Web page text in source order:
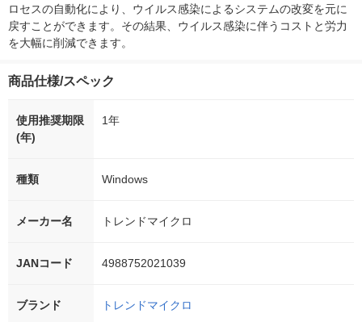
ロセスの自動化により、ウイルス感染によるシステムの改変を元に
戻すことができます。その結果、ウイルス感染に伴うコストと労力
を大幅に削減できます。
商品仕様/スペック
使用推奨期限
(年)
1年
種類 Windows
メーカー名 トレンドマイクロ
JANコード 4988752021039
ブランド トレンドマイクロ